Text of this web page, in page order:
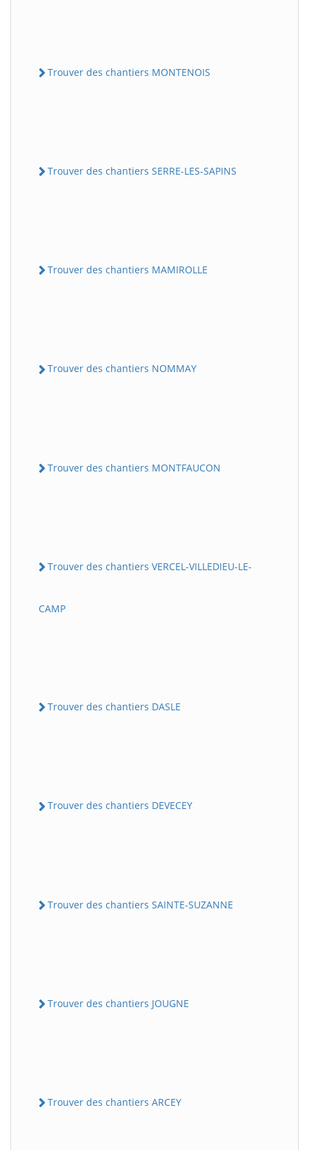
Trouver des chantiers MONTENOIS
Trouver des chantiers SERRE-LES-SAPINS
Trouver des chantiers MAMIROLLE
Trouver des chantiers NOMMAY
Trouver des chantiers MONTFAUCON
Trouver des chantiers VERCEL-VILLEDIEU-LE-
CAMP
Trouver des chantiers DASLE
Trouver des chantiers DEVECEY
Trouver des chantiers SAINTE-SUZANNE
Trouver des chantiers JOUGNE
Trouver des chantiers ARCEY